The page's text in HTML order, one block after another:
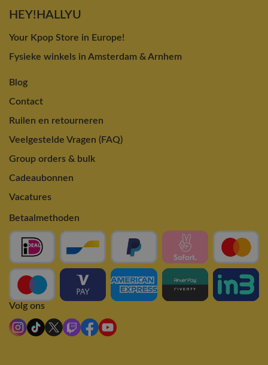
HEY!HALLYU
Your Kpop Store in Europe!
Fysieke winkels in Amsterdam & Arnhem
Blog
Contact
Ruilen en retourneren
Veelgestelde Vragen (FAQ)
Group orders & bulk
Cadeaubonnen
Vacatures
Betaalmethoden
Volg ons